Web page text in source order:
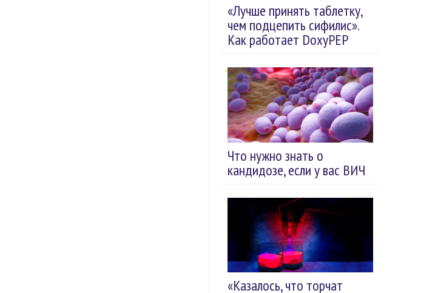
«Лучше принять таблетку,
чем подцепить сифилис».
Как работает DoxyPEP
Что нужно знать о
кандидозе, если у вас ВИЧ
«Казалось, что торчат